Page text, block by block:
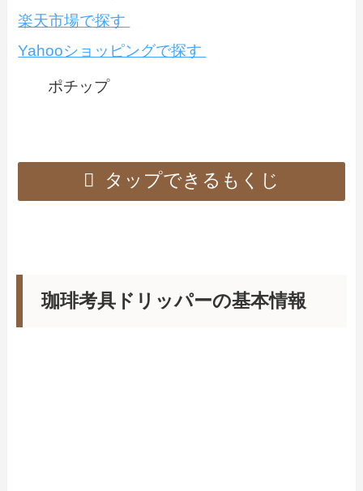
楽天市場で探す
Yahooショッピングで探す
ポチップ
タップできるもくじ
珈琲考具ドリッパーの基本情報